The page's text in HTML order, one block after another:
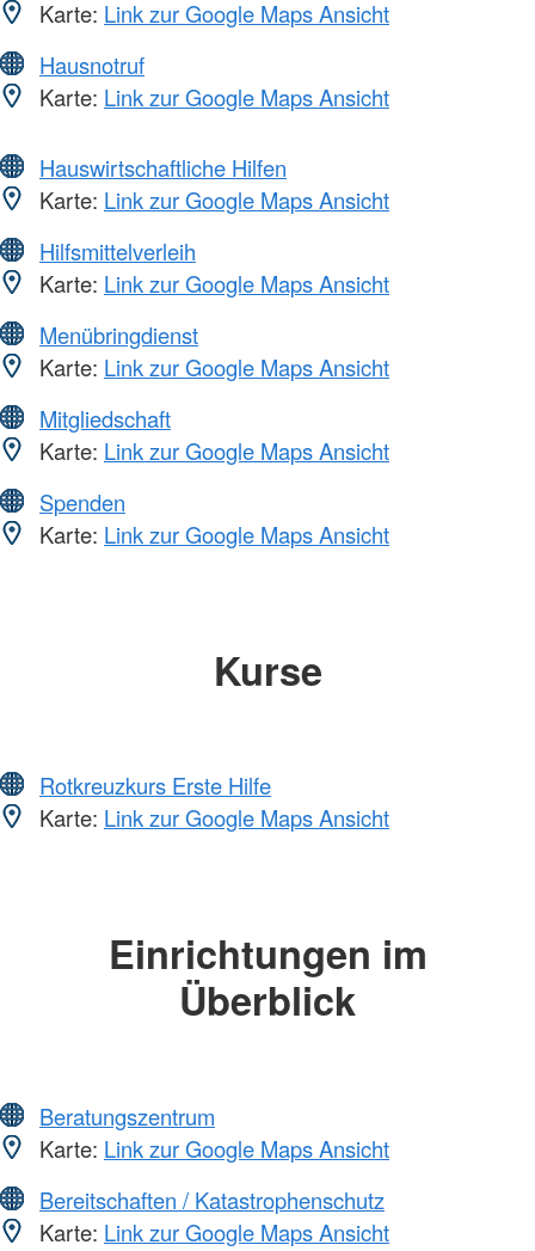
Karte: Link zur Google Maps Ansicht
Hausnotruf
Karte: Link zur Google Maps Ansicht
Hauswirtschaftliche Hilfen
Karte: Link zur Google Maps Ansicht
Hilfsmittelverleih
Karte: Link zur Google Maps Ansicht
Menübringdienst
Karte: Link zur Google Maps Ansicht
Mitgliedschaft
Karte: Link zur Google Maps Ansicht
Spenden
Karte: Link zur Google Maps Ansicht
Kurse
Rotkreuzkurs Erste Hilfe
Karte: Link zur Google Maps Ansicht
Einrichtungen im
Überblick
Beratungszentrum
Karte: Link zur Google Maps Ansicht
Bereitschaften / Katastrophenschutz
Karte: Link zur Google Maps Ansicht